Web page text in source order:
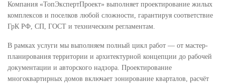
Компания «ТопЭкспертПроект» выполняет проектирование жилых
комплексов и поселков любой сложности, гарантируя соответствие
ГрК РФ, СП, ГОСТ и техническим регламентам.
В рамках услуги мы выполняем полный цикл работ — от мастер-
планирования территории и архитектурной концепции до рабочей
документации и авторского надзора. Проектирование
многоквартирных домов включает зонирование кварталов, расчёт